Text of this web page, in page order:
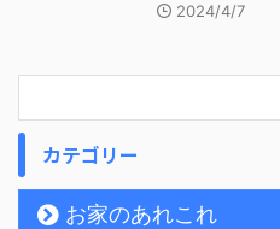
2024/4/7
カテゴリー
お家のあれこれ